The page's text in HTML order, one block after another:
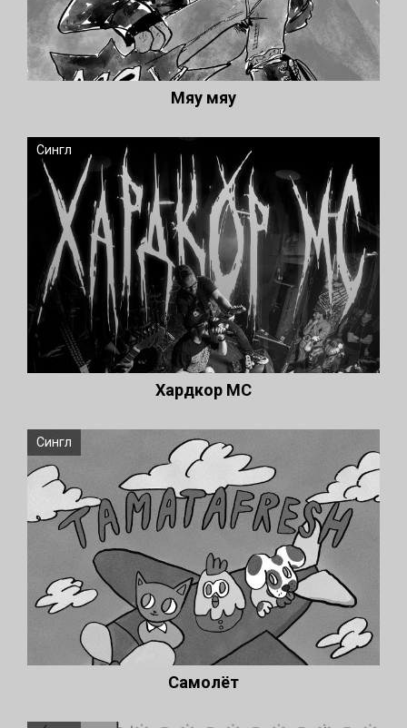
Мяу мяу
Сингл
Хардкор МС
Сингл
Самолёт